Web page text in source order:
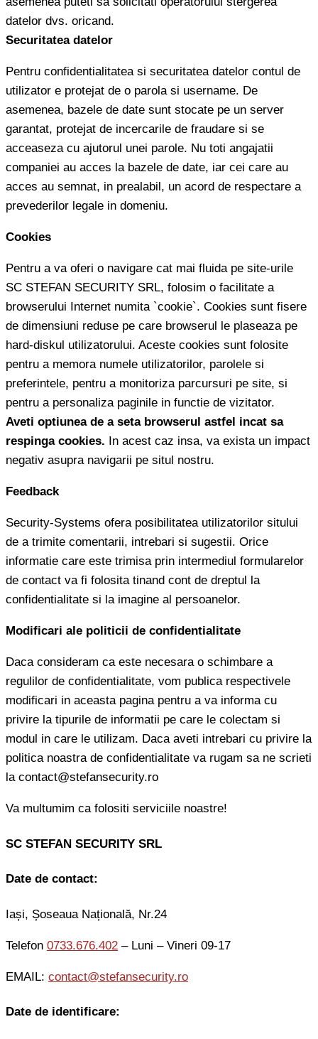
datelor dvs. oricand.
Securitatea datelor
Pentru confidentialitatea si securitatea datelor contul de
utilizator e protejat de o parola si username. De
asemenea, bazele de date sunt stocate pe un server
garantat, protejat de incercarile de fraudare si se
acceaseza cu ajutorul unei parole. Nu toti angajatii
companiei au acces la bazele de date, iar cei care au
acces au semnat, in prealabil, un acord de respectare a
prevederilor legale in domeniu.
Cookies
Pentru a va oferi o navigare cat mai fluida pe site-urile
SC STEFAN SECURITY SRL, folosim o facilitate a
browserului Internet numita `cookie`. Cookies sunt fisere
de dimensiuni reduse pe care browserul le plaseaza pe
hard-diskul utilizatorului. Aceste cookies sunt folosite
pentru a memora numele utilizatorilor, parolele si
preferintele, pentru a monitoriza parcursuri pe site, si
pentru a personaliza paginile in functie de vizitator.
Aveti optiunea de a seta browserul astfel incat sa
respinga cookies. In acest caz insa, va exista un impact
negativ asupra navigarii pe situl nostru.
Feedback
Security-Systems ofera posibilitatea utilizatorilor sitului
de a trimite comentarii, intrebari si sugestii. Orice
informatie care este trimisa prin intermediul formularelor
de contact va fi folosita tinand cont de dreptul la
confidentialitate si la imagine al persoanelor.
Modificari ale politicii de confidentialitate
Daca consideram ca este necesara o schimbare a
regulilor de confidentialitate, vom publica respectivele
modificari in aceasta pagina pentru a va informa cu
privire la tipurile de informatii pe care le colectam si
modul in care le utilizam. Daca aveti intrebari cu privire la
politica noastra de confidentialitate va rugam sa ne scrieti
la contact@stefansecurity.ro
Va multumim ca folositi serviciile noastre!
SC STEFAN SECURITY SRL
Date de contact:
Iași, Șoseaua Națională, Nr.24
Telefon 0733.676.402 – Luni – Vineri 09-17
EMAIL: contact@stefansecurity.ro
Date de identificare: